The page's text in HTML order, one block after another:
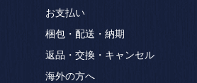
お支払い
梱包・配送・納期
返品・交換・キャンセル
海外の方へ